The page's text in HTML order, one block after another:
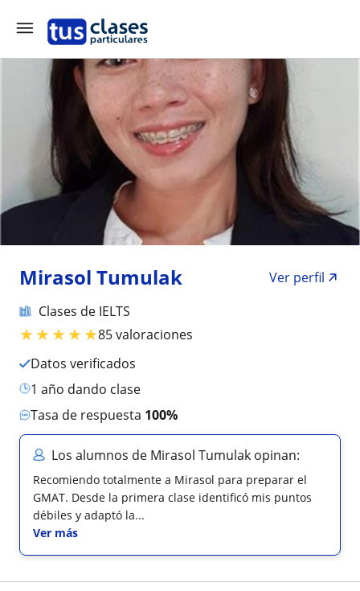
Mirasol Tumulak
Ver perfil
Clases de IELTS
★★★★★85 valoraciones
Datos verificados
1 año dando clase
Tasa de respuesta 100%
Los alumnos de Mirasol Tumulak opinan:
Recomiendo totalmente a Mirasol para preparar el
GMAT. Desde la primera clase identificó mis puntos
débiles y adaptó la...
Ver más